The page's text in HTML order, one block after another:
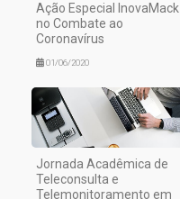
Ação Especial InovaMack
no Combate ao
Coronavírus
01/06/2020
Jornada Acadêmica de
Teleconsulta e
Telemonitoramento em